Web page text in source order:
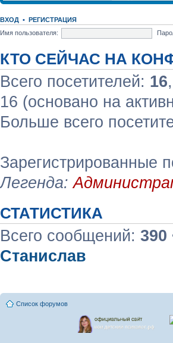
ВХОД • РЕГИСТРАЦИЯ
Имя пользователя:
КТО СЕЙЧАС НА
Всего посетителей: 16
16 (основано на
Больше всего
Зарегистрированные
Легенда:
СТАТИСТИКА
Всего сообщений: 390
Станислав
Список форумов